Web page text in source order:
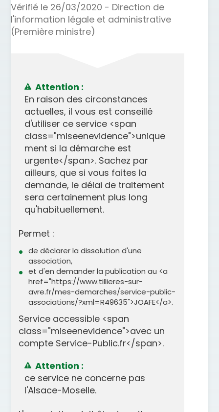
Vérifié le 26/03/2020 - Direction de
l'information légale et administrative
(Première ministre)
Attention :
En raison des circonstances
actuelles, il vous est conseillé
d'utiliser ce service <span
class="miseenevidence">unique
ment si la démarche est
urgente</span>. Sachez par
ailleurs, que si vous faites la
demande, le délai de traitement
sera certainement plus long
qu'habituellement.
Permet :
de déclarer la dissolution d'une
association,
et d'en demander la publication au <a
href="https://www.tillieres-sur-
avre.fr/mes-demarches/service-public-
associations/?xml=R49635">JOAFE</a>.
Service accessible <span
class="miseenevidence">avec un
compte Service-Public.fr</span>.
Attention :
ce service ne concerne pas
l'Alsace-Moselle.